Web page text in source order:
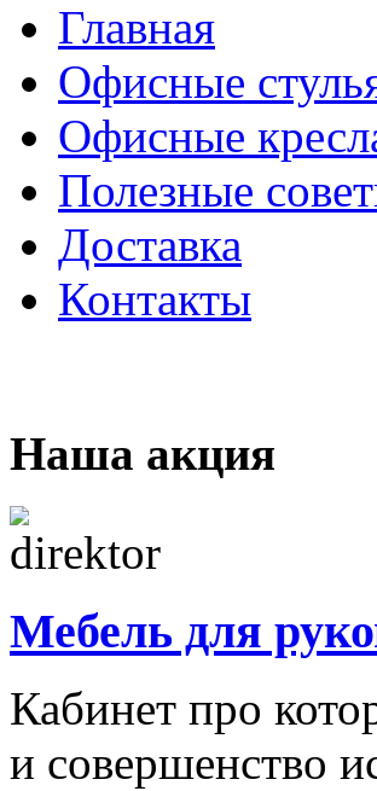
Главная
Офисные
Офисные
Полезные
Доставка
Контакты
Наша акция
Мебель для
Кабинет про
и совершенство